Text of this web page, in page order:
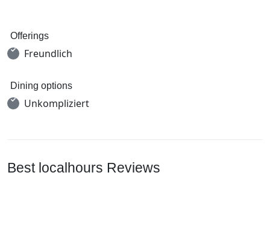
Offerings
Freundlich
Dining options
Unkompliziert
Best localhours Reviews